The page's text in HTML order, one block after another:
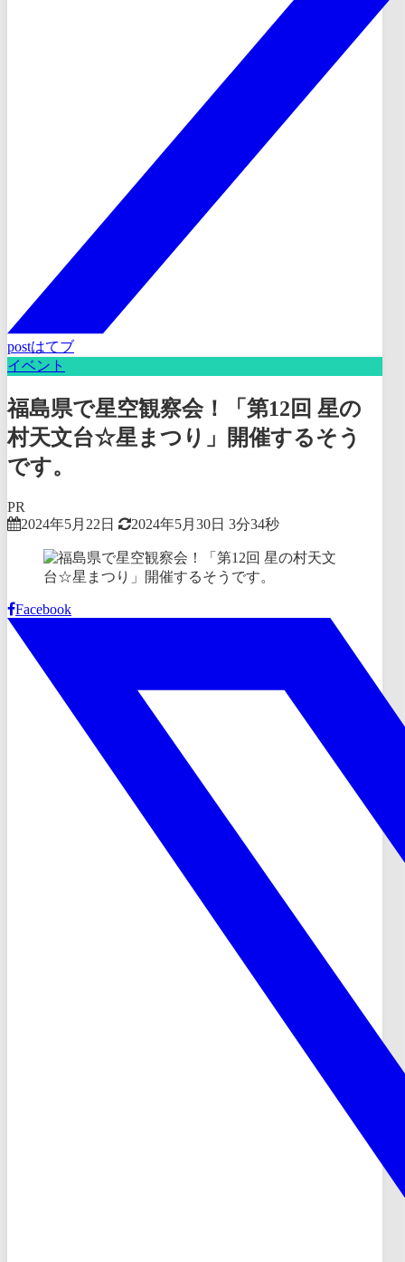
postはてブ
イベント
福島県で星空観察会！「第12回 星の
村天文台☆星まつり」開催するそう
です。
PR
2024年5月22日
2024年5月30日 3分34秒
Facebook